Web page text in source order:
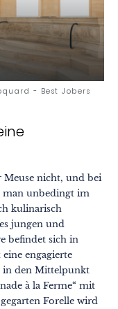
- Best Jobers
Meuse nicht, und bei
man unbedingt im
kulinarisch
jungen und
befindet sich in
engagierte
in den Mittelpunkt
à la Ferme“ mit
Forelle wird